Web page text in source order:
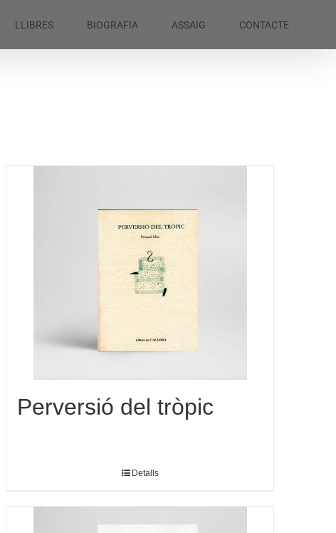
LLIBRES BIOGRAFIA ASSAIG CONTACTE
Perversió del tròpic
Detalls